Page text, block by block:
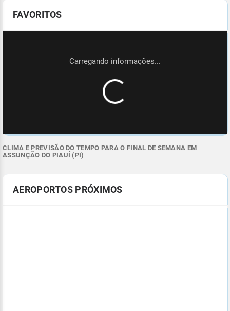
FAVORITOS
CLIMA E PREVISÃO DO TEMPO PARA O FINAL DE SEMANA EM
ASSUNÇÃO DO PIAUÍ (PI)
AEROPORTOS PRÓXIMOS